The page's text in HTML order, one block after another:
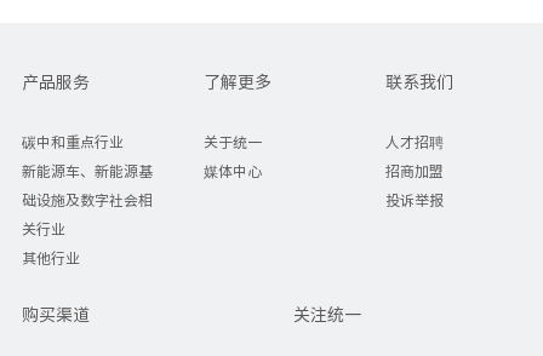
产品服务
碳中和重点行业
新能源车、新能源基
础设施及数字社会相
关行业
其他行业
了解更多
关于统一
媒体中心
联系我们
人才招聘
招商加盟
投诉举报
购买渠道 关注统一